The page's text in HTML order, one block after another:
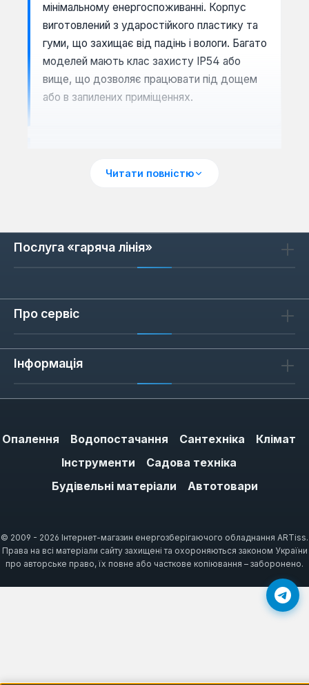
мінімальному енергоспоживанні. Корпус
виготовлений з ударостійкого пластику та
гуми, що захищає від падінь і вологи. Багато
моделей мають клас захисту IP54 або
вище, що дозволяє працювати під дощем
або в запилених приміщеннях.
пошуку предметів у темних підвалах.
Акумуляторні моделі зручні на об'єктах без
ліхтарі мають магнітну основу або гачок
При виборі зверніть увагу на тип живлення:
акумуляторні моделі працюють від змінних
батарей (наприклад, M12 або M18), що
переміщень, обирайте компактні варіанти з
вагою до 0,5 кг. Для стаціонарного
освітлення підійдуть моделі з регульованим
кутом нахилу та яскравістю до 1000
Читати повністю
Послуга «гаряча лінія»
Про сервіс
Інформація
Опалення Водопостачання Сантехніка
Клімат
Інструменти
Садова техніка
Будівельні матеріали
Автотовари
© 2009 - 2026 Інтернет-магазин енергозберігаючого обладнання ARTiss.
Права на всі матеріали сайту захищені та охороняються законом України
про авторське право, їх повне або часткове копіювання – заборонено.